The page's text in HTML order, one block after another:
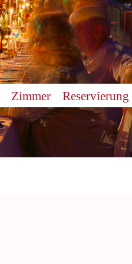
Zimmer Reservierung